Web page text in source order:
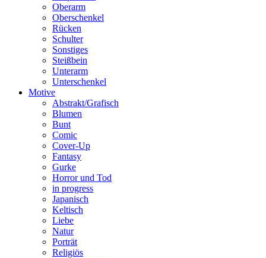
Oberarm
Oberschenkel
Rücken
Schulter
Sonstiges
Steißbein
Unterarm
Unterschenkel
Motive
Abstrakt/Grafisch
Blumen
Bunt
Comic
Cover-Up
Fantasy
Gurke
Horror und Tod
in progress
Japanisch
Keltisch
Liebe
Natur
Porträt
Religiös